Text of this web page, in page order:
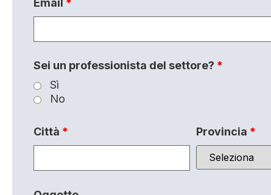
Email *
Sei un professionista del settore? *
Sì
No
Città * Provincia *